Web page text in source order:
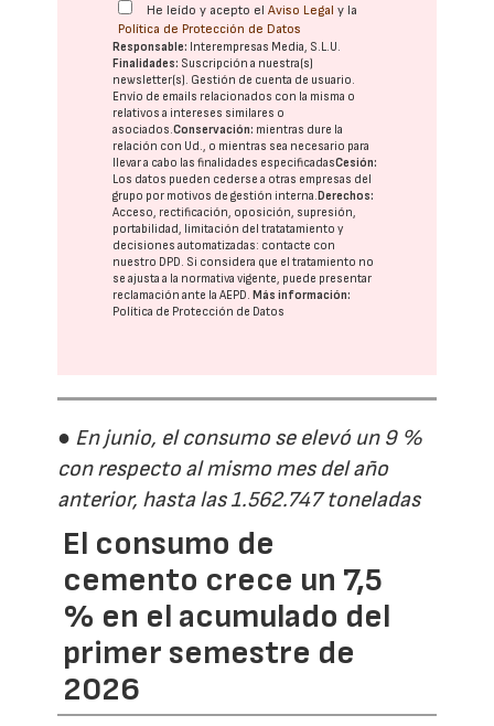
He leído y acepto elAviso Legal y la
Política de Protección de Datos
Responsable: Interempresas Media, S.L.U.
Finalidades: Suscripción a nuestra(s)
newsletter(s). Gestión de cuenta de usuario.
Envío de emails relacionados con la misma o
relativos a intereses similares o
asociados.Conservación: mientras dure la
relación con Ud., o mientras sea necesario para
llevar a cabo las finalidades especificadasCesión:
Los datos pueden cederse a otras empresas del
grupo por motivos de gestión interna.Derechos:
Acceso, rectificación, oposición, supresión,
portabilidad, limitación del tratatamiento y
decisiones automatizadas: contacte con
nuestro DPD. Si considera que el tratamiento no
se ajusta a la normativa vigente, puede presentar
reclamación ante laAEPD.Más información:
Política de Protección de Datos
● En junio, el consumo se elevó un 9 %
con respecto al mismo mes del año
anterior, hasta las 1.562.747 toneladas
El consumo de
cemento crece un 7,5
% en el acumulado del
primer semestre de
2026